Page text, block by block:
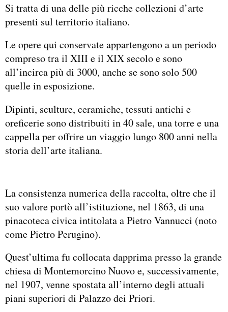
Si tratta di una delle più ricche collezioni d’arte
presenti sul territorio italiano.
Le opere qui conservate appartengono a un periodo
compreso tra il XIII e il XIX secolo e sono
all’incirca più di 3000, anche se sono solo 500
quelle in esposizione.
Dipinti, sculture, ceramiche, tessuti antichi e
oreficerie sono distribuiti in 40 sale, una torre e una
cappella per offrire un viaggio lungo 800 anni nella
storia dell’arte italiana.
La consistenza numerica della raccolta, oltre che il
suo valore portò all’istituzione, nel 1863, di una
pinacoteca civica intitolata a Pietro Vannucci (noto
come Pietro Perugino).
Quest’ultima fu collocata dapprima presso la grande
chiesa di Montemorcino Nuovo e, successivamente,
nel 1907, venne spostata all’interno degli attuali
piani superiori di Palazzo dei Priori.